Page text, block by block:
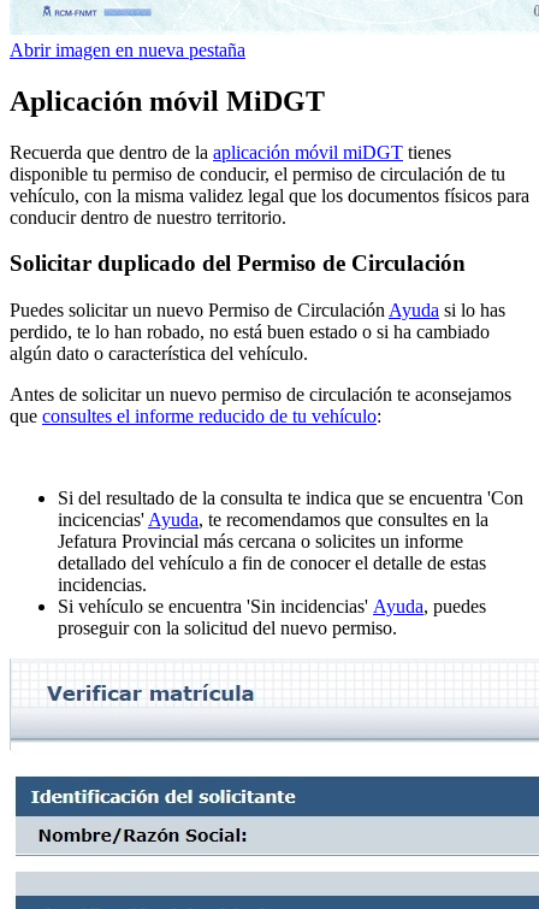
Abrir imagen en nueva pestaña
Aplicación móvil MiDGT
Recuerda que dentro de la aplicación móvil miDGT tienes
disponible tu permiso de conducir, el permiso de circulación de tu
vehículo, con la misma validez legal que los documentos físicos para
conducir dentro de nuestro territorio.
Solicitar duplicado del Permiso de Circulación
Puedes solicitar un nuevo Permiso de Circulación Ayuda si lo has
perdido, te lo han robado, no está buen estado o si ha cambiado
algún dato o característica del vehículo.
Antes de solicitar un nuevo permiso de circulación te aconsejamos
que consultes el informe reducido de tu vehículo:
Si del resultado de la consulta te indica que se encuentra 'Con
incicencias' Ayuda, te recomendamos que consultes en la
Jefatura Provincial más cercana o solicites un informe
detallado del vehículo a fin de conocer el detalle de estas
incidencias.
Si vehículo se encuentra 'Sin incidencias' Ayuda, puedes
proseguir con la solicitud del nuevo permiso.